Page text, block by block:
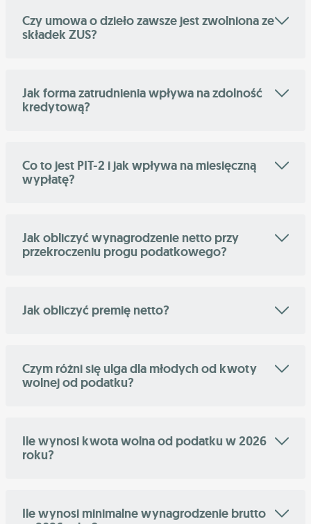
Czy umowa o dzieło zawsze jest zwolniona ze
składek ZUS?
Jak forma zatrudnienia wpływa na zdolność
kredytową?
Co to jest PIT-2 i jak wpływa na miesięczną
wypłatę?
Jak obliczyć wynagrodzenie netto przy
przekroczeniu progu podatkowego?
Jak obliczyć premię netto?
Czym różni się ulga dla młodych od kwoty
wolnej od podatku?
Ile wynosi kwota wolna od podatku w 2026
roku?
Ile wynosi minimalne wynagrodzenie brutto